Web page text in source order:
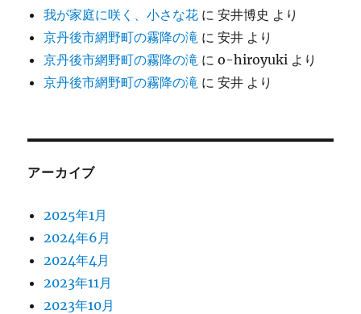
我が家庭に咲く、小さな花 に安井博史 より
京丹後市網野町の霧降の滝 に安井 より
京丹後市網野町の霧降の滝 にo-hiroyuki より
京丹後市網野町の霧降の滝 に安井 より
アーカイブ
2025年1月
2024年6月
2024年4月
2023年11月
2023年10月